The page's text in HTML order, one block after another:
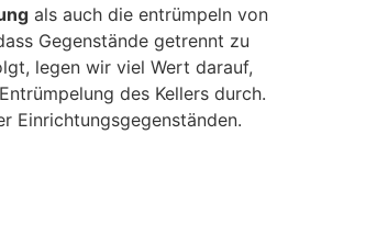
als auch die entrümpeln von
Gegenstände getrennt zu
legen wir viel Wert darauf,
des Kellers durch.
Einrichtungsgegenständen.